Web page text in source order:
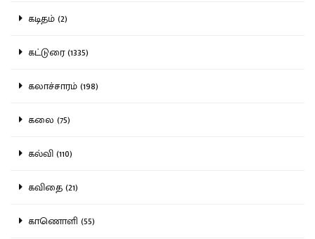
கடிதம் (2)
கட்டுரை (1335)
கலாச்சாரம் (198)
கலை (75)
கல்வி (110)
கவிதை (21)
காணொளி (55)